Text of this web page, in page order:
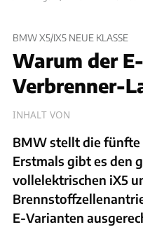
BMW X5/IX5 NEUE KLASSE
Warum der
Verbrenner-
INHALT VON
BMW stellt die fünfte
Erstmals gibt es den
vollelektrischen iX5
E-Varianten